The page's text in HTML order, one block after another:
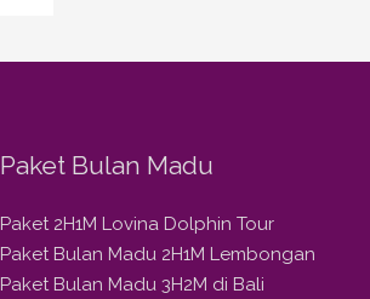
Paket Bulan Madu
Paket 2H1M Lovina Dolphin Tour
Paket Bulan Madu 2H1M Lembongan
Paket Bulan Madu 3H2M di Bali